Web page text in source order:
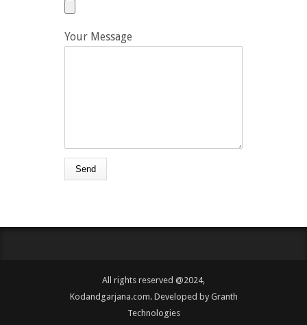
Your Message
All rights reserved @2024,
Kodandgarjana.com. Developed by Granth
Technologies